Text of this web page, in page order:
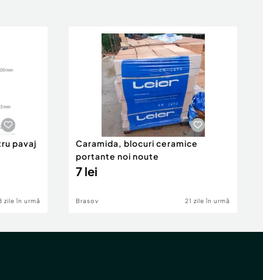
pavaj
zile în urmă
Caramida, blocuri ceramice
portante noi noute
7 lei
Brasov 21 zile în urmă